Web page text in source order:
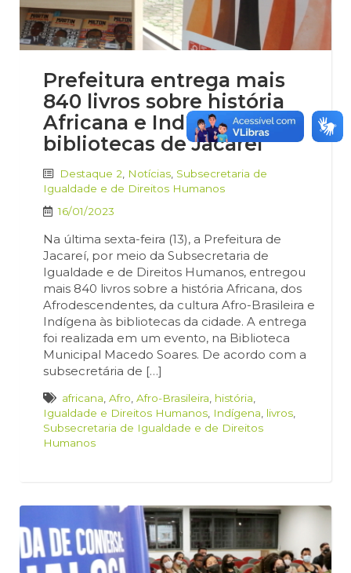
Prefeitura entrega mais
840 livros sobre história
Africana e Indígena às
bibliotecas de Jacareí
Destaque 2 Notícias Subsecretaria de
Igualdade e de Direitos Humanos
16/01/2023
Na última sexta-feira (13), a Prefeitura de
Jacareí, por meio da Subsecretaria de
Igualdade e de Direitos Humanos, entregou
mais 840 livros sobre a história Africana, dos
Afrodescendentes, da cultura Afro-Brasileira e
Indígena às bibliotecas da cidade. A entrega
foi realizada em um evento, na Biblioteca
Municipal Macedo Soares. De acordo com a
subsecretária de […]
africana Afro Afro-Brasileira história
Igualdade e Direitos Humanos Indígena livros
Subsecretaria de Igualdade e de Direitos
Humanos